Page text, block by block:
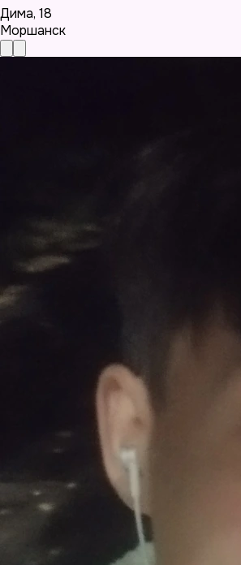
Дима, 18
Моршанск